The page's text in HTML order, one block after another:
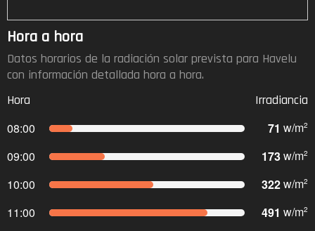
Hora a hora
Datos horarios de la radiación solar prevista para Havelu
con información detallada hora a hora.
Hora
Irradiancia
08:00
71 w/m2
09:00 173w/m2
10:00 322w/m2
11:00 491 w/m2